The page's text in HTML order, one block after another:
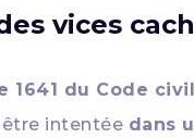
vices
1641 du Code civil
être intentée dans